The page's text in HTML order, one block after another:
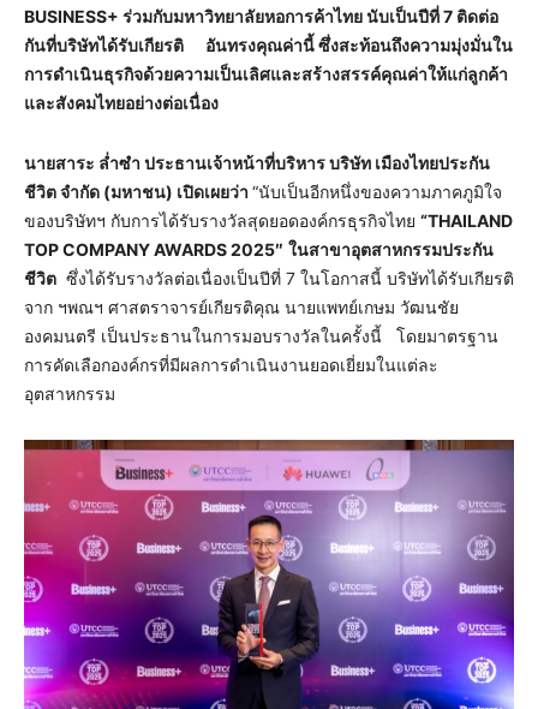
BUSINESS+ ร่วมกับมหาวิทยาลัยหอการค้าไทย นับเป็นปีที่ 7 ติดต่อ
กันที่บริษัทได้รับเกียรติ อันทรงคุณค่านี้ ซึ่งสะท้อนถึงความมุ่งมั่นใน
การดำเนินธุรกิจด้วยความเป็นเลิศและสร้างสรรค์คุณค่าให้แก่ลูกค้า
และสังคมไทยอย่างต่อเนื่อง
นายสาระ ล่ำซำ ประธานเจ้าหน้าที่บริหาร บริษัท เมืองไทยประกัน
ชีวิต จำกัด (มหาชน) เปิดเผยว่า “นับเป็นอีกหนึ่งของความภาคภูมิใจ
ของบริษัทฯ กับการได้รับรางวัลสุดยอดองค์กรธุรกิจไทย “THAILAND
TOP COMPANY AWARDS 2025″ ในสาขาอุตสาหกรรมประกัน
ชีวิต ซึ่งได้รับรางวัลต่อเนื่องเป็นปีที่ 7 ในโอกาสนี้ บริษัทได้รับเกียรติ
จาก ฯพณฯ ศาสตราจารย์เกียรติคุณ นายแพทย์เกษม วัฒนชัย
องคมนตรี เป็นประธานในการมอบรางวัลในครั้งนี้ โดยมาตรฐาน
การคัดเลือกองค์กรที่มีผลการดำเนินงานยอดเยี่ยมในแต่ละ
อุตสาหกรรม